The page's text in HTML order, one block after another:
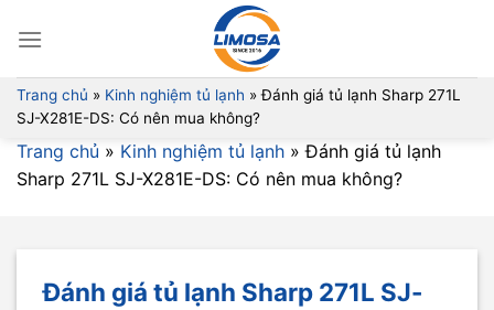
Trang chủ » Kinh nghiệm tủ lạnh »Đánh giá tủ lạnh Sharp 271L
SJ-X281E-DS: Có nên mua không?
Trang chủ » Kinh nghiệm tủ lạnh »Đánh giá tủ lạnh
Sharp 271L SJ-X281E-DS: Có nên mua không?
Đánh giá tủ lạnh Sharp 271L SJ-